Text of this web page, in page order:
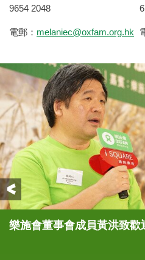
9654 2048
電郵： melaniec@oxfam.org.hk
Previous
樂施會董事會成員黃洪致歡
(左至右) 樂施大使森美、參
樂施大使森美 (左四)、樂施
樂施會董事會成員黃洪(左
(左至右) 樂施大使森美及是
樂施大使森美細心欣賞「留